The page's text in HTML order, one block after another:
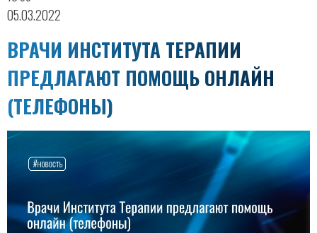
05.03.2022
ВРАЧИ ИНСТИТУТА ТЕРАПИИ
ПРЕДЛАГАЮТ ПОМОЩЬ ОНЛАЙН
(ТЕЛЕФОНЫ)